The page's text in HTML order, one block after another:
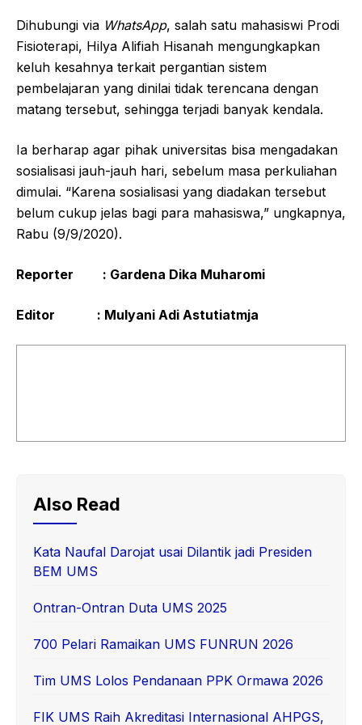
Dihubungi via WhatsApp, salah satu mahasiswi Prodi
Fisioterapi, Hilya Alifiah Hisanah mengungkapkan
keluh kesahnya terkait pergantian sistem
pembelajaran yang dinilai tidak terencana dengan
matang tersebut, sehingga terjadi banyak kendala.
Ia berharap agar pihak universitas bisa mengadakan
sosialisasi jauh-jauh hari, sebelum masa perkuliahan
dimulai. “Karena sosialisasi yang diadakan tersebut
belum cukup jelas bagi para mahasiswa,” ungkapnya,
Rabu (9/9/2020).
Reporter : Gardena Dika Muharomi
Editor : Mulyani Adi Astutiatmja
Also Read
Kata Naufal Darojat usai Dilantik jadi Presiden
BEM UMS
Ontran-Ontran Duta UMS 2025
700 Pelari Ramaikan UMS FUNRUN 2026
Tim UMS Lolos Pendanaan PPK Ormawa 2026
FIK UMS Raih Akreditasi Internasional AHPGS,